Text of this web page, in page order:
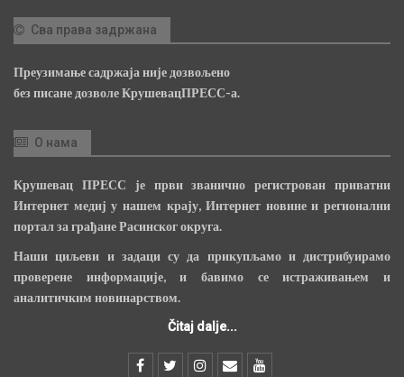
Сва права задржана
Преузимање садржаја није дозвољено
без писане дозволе КрушевацПРЕСС-а.
О нама
Крушевац ПРЕСС је први званично регистрован приватни
Интернет медиј у нашем крају, Интернет новине и регионални
портал за грађане Расинског округа.
Наши циљеви и задаци су да прикупљамо и дистрибуирамо
проверене информације, и бавимо се истраживањем и
аналитичким новинарством.
Čitaj dalje...